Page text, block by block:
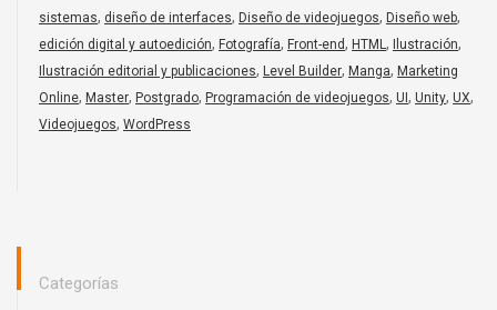
sistemas, diseño de interfaces, Diseño de videojuegos, Diseño web,
edición digital y autoedición, Fotografía, Front-end, HTML , Ilustración,
Ilustración editorial y publicaciones, Level Builder, Manga, Marketing
Online, Master, Postgrado, Programación de videojuegos, UI, Unity, UX,
Videojuegos, WordPress
Categorías